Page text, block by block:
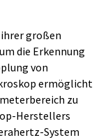
großen
die Erkennung
von
ermöglicht
zu
Herstellers
System